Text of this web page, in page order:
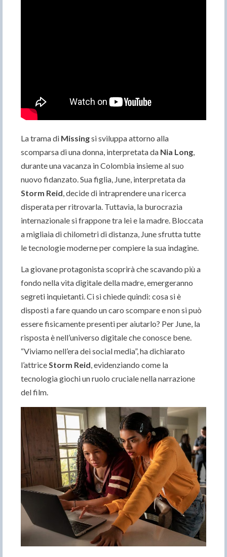
La trama di Missingsi sviluppa attorno alla
scomparsa di una donna, interpretata da Nia Long,
durante una vacanza in Colombia insieme al suo
nuovo fidanzato. Sua figlia, June, interpretata da
Storm Reid, decide di intraprendere una ricerca
disperata per ritrovarla. Tuttavia, la burocrazia
internazionale si frappone tra lei e la madre. Bloccata
a migliaia di chilometri di distanza, June sfrutta tutte
le tecnologie moderne per compiere la sua indagine.
La giovane protagonista scoprirà che scavando più a
fondo nella vita digitale della madre, emergeranno
segreti inquietanti. Ci si chiede quindi: cosa si è
disposti a fare quando un caro scompare e non si può
essere fisicamente presenti per aiutarlo? Per June, la
risposta è nell’universo digitale che conosce bene.
“Viviamo nell’era dei social media”, ha dichiarato
l’attriceStorm Reid, evidenziando come la
tecnologia giochi un ruolo cruciale nella narrazione
del film.